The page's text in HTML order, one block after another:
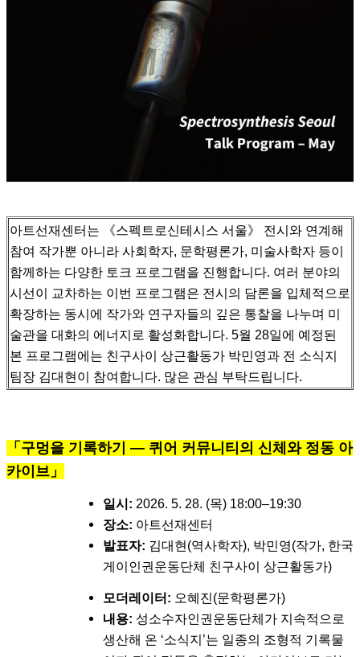
아트선재센터는 《스펙트로신테시스 서울》 전시와 연계해
참여 작가뿐 아니라 사회학자, 문학평론가, 미술사학자 등이
함께하는 다양한 토크 프로그램을 진행합니다. 여러 분야의
시선이 교차하는 이번 프로그램은 전시의 담론을 입체적으로
확장하는 동시에 작가와 연구자들의 깊은 통찰을 나누며 미
술관을 대화의 에너지로 활성화합니다. 5월 28일에 예정된
본 프로그램에는 친구사이 상근활동가 박민영과 전 소식지
팀장 김대현이 참여합니다. 많은 관심 부탁드립니다.
「구멍을 기록하기 — 퀴어 커뮤니티의 신체와 정동 아
카이브」
일시: 2026. 5. 28. (목) 18:00–19:30
장소: 아트선재센터
발표자: 김대현(역사학자), 박민영(작가, 한국
게이인권운동단체 친구사이 상근활동가)
모더레이터: 오혜진(문학평론가)
내용: 성소수자인권운동단체가 지속적으로
생산해 온 ‘소식지’는 일종의 조형적 기록물